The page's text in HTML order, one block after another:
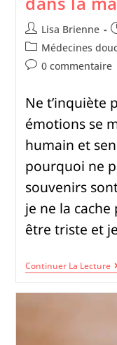
Lisa Brienne
Médecines
0 commentaire
Ne t’inquiète
émotions se
humain et
pourquoi ne
souvenirs
je ne la cache
être triste et
Continuer La Lecture